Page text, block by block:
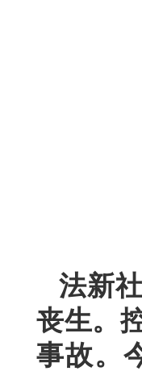
法新
丧生。
事故。